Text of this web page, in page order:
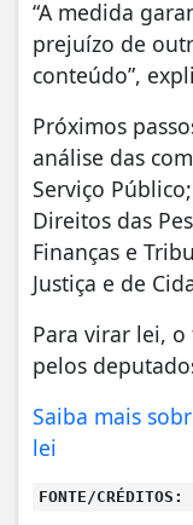
“A medida
prejuízo de
conteúdo”,
Próximos
análise das
Serviço
Direitos das
Finanças e
Justiça e de
Para virar lei,
pelos
Saiba mais
lei
FONTE/CRÉDITOS: